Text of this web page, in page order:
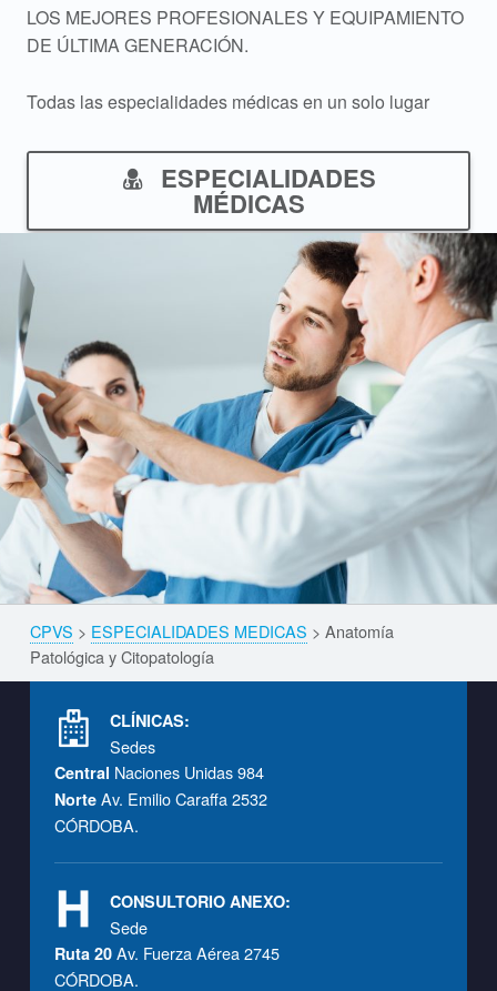
LOS MEJORES PROFESIONALES Y EQUIPAMIENTO
DE ÚLTIMA GENERACIÓN.
Todas las especialidades médicas en un solo lugar
ESPECIALIDADES
MÉDICAS
Breadcrumbs navigation
CPVS > ESPECIALIDADES MEDICAS > Anatomía
Patológica y Citopatología
CLÍNICAS:
Sedes
Central Naciones Unidas 984
Norte Av. Emilio Caraffa 2532
CÓRDOBA.
CONSULTORIO ANEXO:
Sede
Ruta 20Av. Fuerza Aérea 2745
CÓRDOBA.